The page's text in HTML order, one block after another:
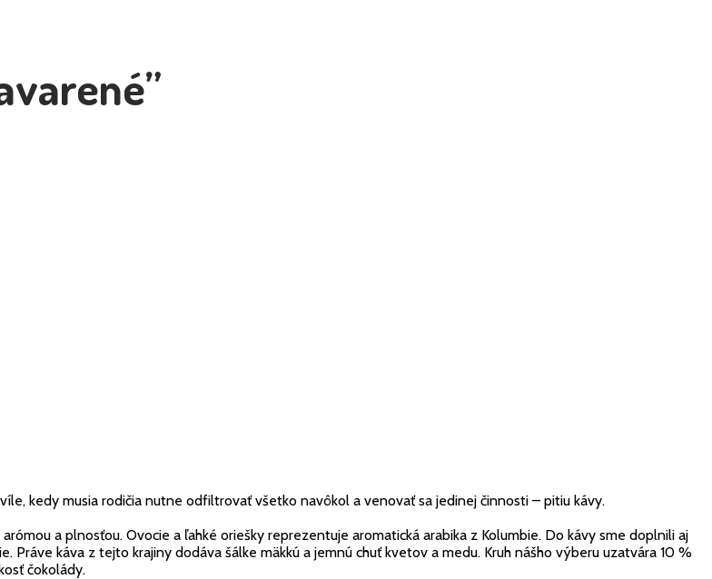
kedy musia rodičia nutne odfiltrovať všetko navôkol a venovať sa jedinej činnosti – pitiu kávy.
a plnosťou. Ovocie a ľahké oriešky reprezentuje aromatická arabika z Kolumbie. Do kávy sme doplnili aj
káva z tejto krajiny dodáva šálke mäkkú a jemnú chuť kvetov a medu. Kruh nášho výberu uzatvára 10 %
čokolády.